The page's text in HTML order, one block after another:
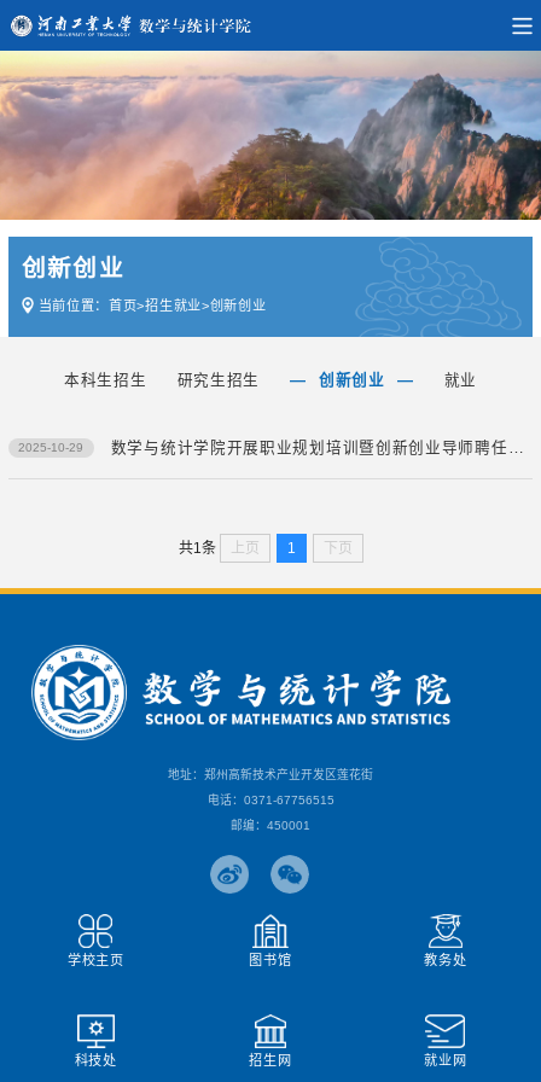
创新创业
当前位置： 首页>招生就业>创新创业
本科生招生 研究生招生 创新创业 就业
2025-10-29
共1条 上页 1 下页
地址：郑州高新技术产业开发区莲花街
电话：0371-67756515
邮编：450001
学校主页 图书馆 教务处
科技处 招生网 就业网